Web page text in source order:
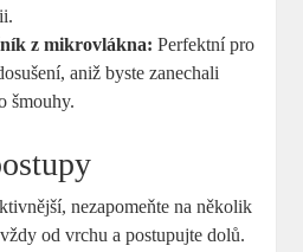
z mikrovlákna: Perfektní pro
aniž byste zanechali
šmouhy.
nezapomeňte na několik
od vrchu a postupujte dolů.